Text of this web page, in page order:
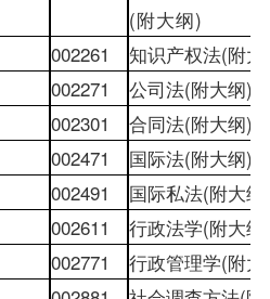
(附大纲)
002261 知识产权法(附大
002271 公司法(附大纲)
002301 合同法(附大纲)
002471 国际法(附大纲)
002491 国际私法(附大纲
002611 行政法学(附大纲
002771 行政管理学(附大